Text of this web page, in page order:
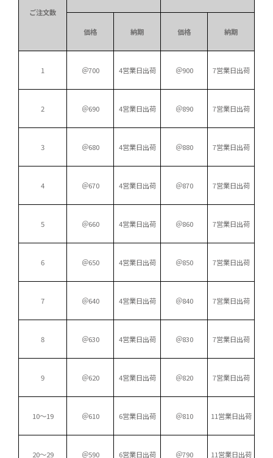
ご注文数
価格 納期 価格 納期
1 ＠700 4営業日出荷 ＠900 7営業日出荷
2 ＠690 4営業日出荷 ＠890 7営業日出荷
3 ＠680 4営業日出荷 ＠880 7営業日出荷
4 ＠670 4営業日出荷 ＠870 7営業日出荷
5 ＠660 4営業日出荷 ＠860 7営業日出荷
6 ＠650 4営業日出荷 ＠850 7営業日出荷
7 ＠640 4営業日出荷 ＠840 7営業日出荷
8 ＠630 4営業日出荷 ＠830 7営業日出荷
9 ＠620 4営業日出荷 ＠820 7営業日出荷
10～19 ＠610 6営業日出荷 ＠810 11営業日出荷
20～29 ＠590 6営業日出荷 ＠790 11営業日出荷